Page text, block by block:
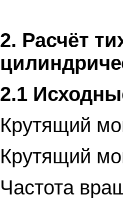
2. Расчёт
2.1
Крутящий
Крутящий
Частота